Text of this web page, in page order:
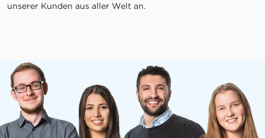
unserer Kunden aus aller Welt an.